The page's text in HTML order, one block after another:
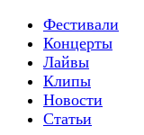
Фестивали
Концерты
Лайвы
Клипы
Новости
Статьи